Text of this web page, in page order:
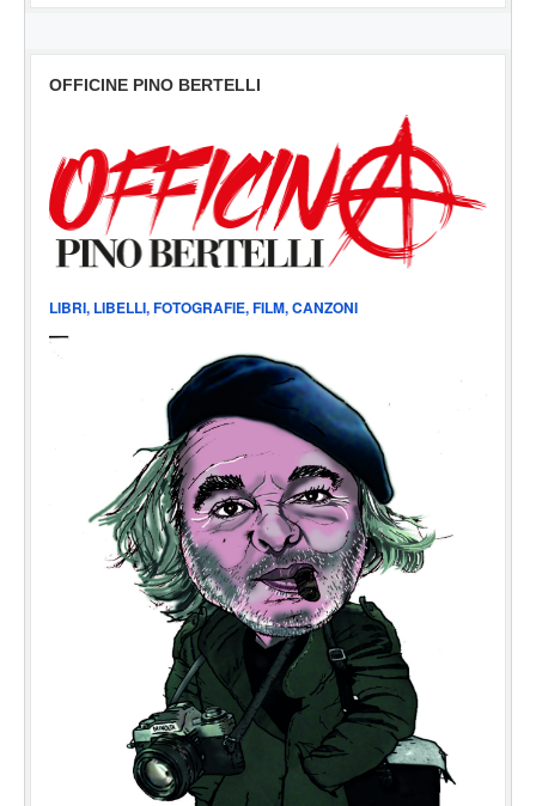
OFFICINE PINO BERTELLI
LIBRI, LIBELLI, FOTOGRAFIE, FILM, CANZONI